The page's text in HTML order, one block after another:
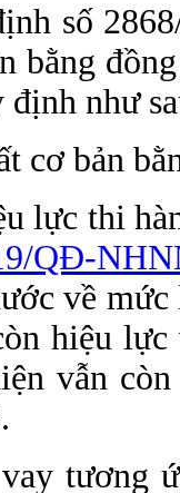
số
bằng
định như
cơ bản
lực thi
QĐ-
về
hiệu
vẫn
tương